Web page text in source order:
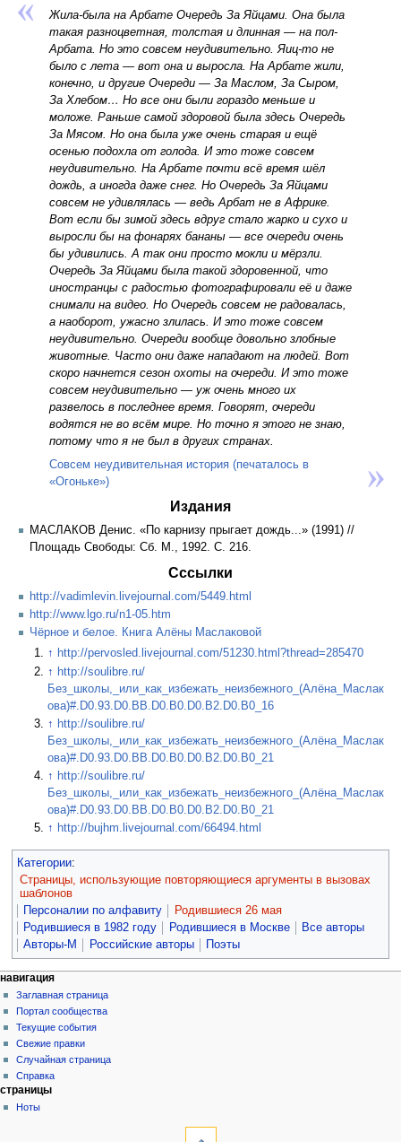
Жила-была на Арбате Очередь За Яйцами. Она была
такая разноцветная, толстая и длинная — на пол-
Арбата. Но это совсем неудивительно. Яиц-то не
было с лета — вот она и выросла. На Арбате жили,
конечно, и другие Очереди — За Маслом, За Сыром,
За Хлебом… Но все они были гораздо меньше и
моложе. Раньше самой здоровой была здесь Очередь
За Мясом. Но она была уже очень старая и ещё
осенью подохла от голода. И это тоже совсем
неудивительно. На Арбате почти всё время шёл
дождь, а иногда даже снег. Но Очередь За Яйцами
совсем не удивлялась — ведь Арбат не в Африке.
Вот если бы зимой здесь вдруг стало жарко и сухо и
выросли бы на фонарях бананы — все очереди очень
бы удивились. А так они просто мокли и мёрзли.
Очередь За Яйцами была такой здоровенной, что
иностранцы с радостью фотографировали её и даже
снимали на видео. Но Очередь совсем не радовалась,
а наоборот, ужасно злилась. И это тоже совсем
неудивительно. Очереди вообще довольно злобные
животные. Часто они даже нападают на людей. Вот
скоро начнется сезон охоты на очереди. И это тоже
совсем неудивительно — уж очень много их
развелось в последнее время. Говорят, очереди
водятся не во всём мире. Но точно я этого не знаю,
потому что я не был в других странах.
Совсем неудивительная история (печаталось в
«Огоньке»)
Издания
МАСЛАКОВ Денис. «По карнизу прыгает дождь...» (1991) //
Площадь Свободы: Сб. М., 1992. С. 216.
Сссылки
http://vadimlevin.livejournal.com/5449.html
http://www.lgo.ru/n1-05.htm
Чёрное и белое. Книга Алёны Маслаковой
↑ http://pervosled.livejournal.com/51230.html?thread=285470
↑ http://soulibre.ru/
Без_школы,_или_как_избежать_неизбежного_(Алёна_Маслак
ова)#.D0.93.D0.BB.D0.B0.D0.B2.D0.B0_16
↑ http://soulibre.ru/
Без_школы,_или_как_избежать_неизбежного_(Алёна_Маслак
ова)#.D0.93.D0.BB.D0.B0.D0.B2.D0.B0_21
↑ http://soulibre.ru/
Без_школы,_или_как_избежать_неизбежного_(Алёна_Маслак
ова)#.D0.93.D0.BB.D0.B0.D0.B2.D0.B0_21
↑ http://bujhm.livejournal.com/66494.html
Категории:
Страницы, использующие повторяющиеся аргументы в вызовах
шаблонов
Персоналии по алфавиту
Родившиеся 26 мая
Родившиеся в 1982 году
Родившиеся в Москве
Все авторы
Авторы-М
Российские авторы Поэты
навигация
Заглавная страница
Портал сообщества
Текущие события
Свежие правки
Случайная страница
Справка
страницы
Ноты